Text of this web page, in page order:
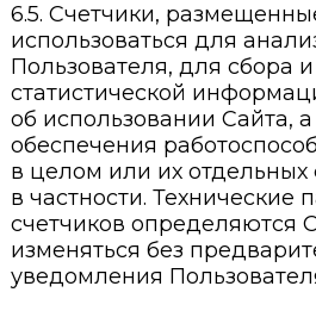
6.5. Счетчики,
использоваться для
Пользователя, для сбора
статистической
об использовании Сайта,
обеспечения
в целом или их
в частности. Технические
счетчиков определяются
изменяться без
уведомления